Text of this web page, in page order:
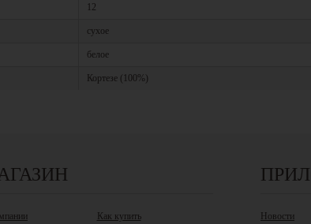
12
сухое
белое
Кортезе (100%)
Как купить Новости